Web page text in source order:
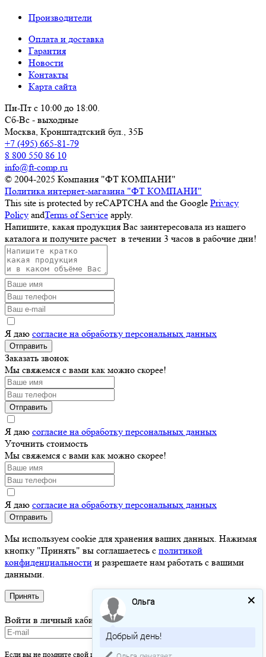
Производители
Оплата и доставка
Гарантия
Новости
Контакты
Карта сайта
Пн-Пт с 10:00 до 18:00.
Сб-Вс - выходные
Москва, Кронштадтский бул., 35Б
+7 (495) 665-81-79
8 800 550 86 10
info@ft-comp.ru
© 2004-2025 Компания "ФТ КОМПАНИ"
Политика интернет-магазина "ФТ КОМПАНИ"
This site is protected by reCAPTCHA and the Google Privacy
Policy andTerms of Service apply.
Напишите, какая продукция Вас заинтересовала из нашего
каталога и получите расчет в течении 3 часов в рабочие дни!
Я даю согласие на обработку персональных данных
Отправить
Заказать звонок
Мы свяжемся с вами как можно скорее!
Отправить
Я даю согласие на обработку персональных данных
Уточнить стоимость
Мы свяжемся с вами как можно скорее!
Я даю согласие на обработку персональных данных
Отправить
Мы используем cookie для хранения ваших данных. Нажимая
кнопку "Принять" вы соглашаетесь с политикой
конфиденциальности и разрешаете нам работать с вашими
данными.
Принять
Войти в личный кабинет
Если вы не помните свой пароль - просто оставьте это поле пустым и вы
Ольга
Добрый день!